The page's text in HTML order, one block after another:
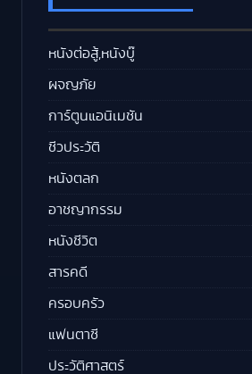
หนังต่อสู้,หนังบู๊
ผจญภัย
การ์ตูนแอนิเมชัน
ชีวประวัติ
หนังตลก
อาชญากรรม
หนังชีวิต
สารคดี
ครอบครัว
แฟนตาซี
ประวัติศาสตร์